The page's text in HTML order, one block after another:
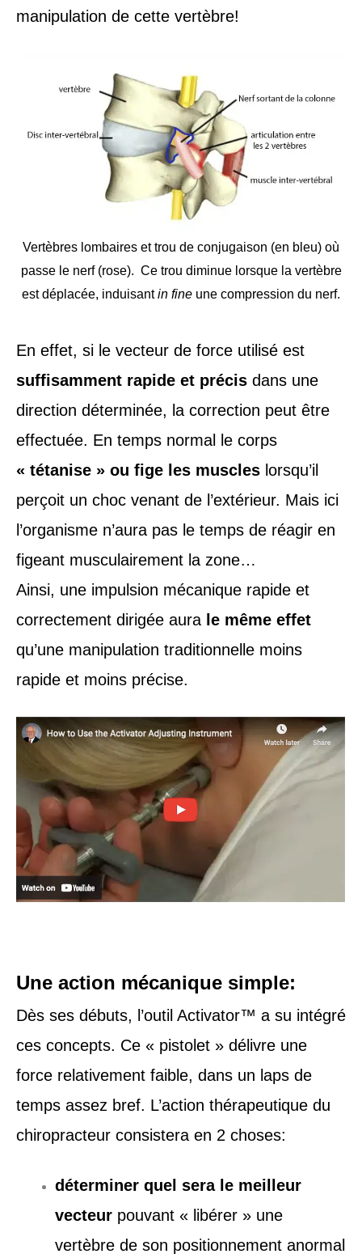
manipulation de cette vertèbre!
Vertèbres lombaires et trou de conjugaison (en bleu) où
passe le nerf (rose). Ce trou diminue lorsque la vertèbre
est déplacée, induisantin fine une compression du nerf.
En effet, si le vecteur de force utilisé est
suffisamment rapide et précis dans une
direction déterminée, la correction peut être
effectuée. En temps normal le corps
« tétanise » ou fige les muscles lorsqu’il
perçoit un choc venant de l’extérieur. Mais ici
l’organisme n’aura pas le temps de réagir en
figeant musculairement la zone…
Ainsi, une impulsion mécanique rapide et
correctement dirigée aura le même effet
qu’une manipulation traditionnelle moins
rapide et moins précise.
Une action mécanique simple:
Dès ses débuts, l’outil Activator™ a su intégré
ces concepts. Ce « pistolet » délivre une
force relativement faible, dans un laps de
temps assez bref. L’action thérapeutique du
chiropracteur consistera en 2 choses:
déterminer quel sera le meilleur
vecteur pouvant « libérer » une
vertèbre de son positionnement anormal